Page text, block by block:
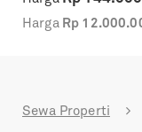
Harga Rp
Sewa Properti